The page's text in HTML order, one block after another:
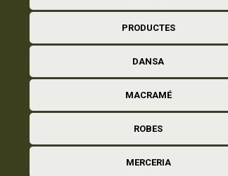
PRODUCTES
DANSA
MACRAMÉ
ROBES
MERCERIA